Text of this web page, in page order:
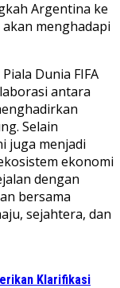
Argentina ke
menghadapi
Dunia FIFA
antara
Selain
juga menjadi
ekonomi
dengan
bersama
sejahtera, dan
Klarifikasi